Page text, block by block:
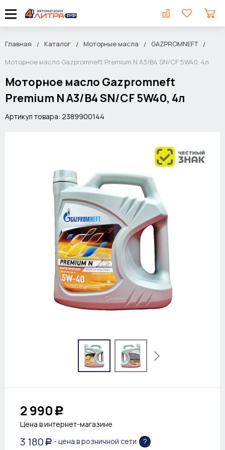
Главная Каталог Моторные масла
GAZPROMNEFT
Моторное масло Gazpromneft Premium N A3/B4 SN/CF 5W40, 4л
Моторное масло Gazpromneft
Premium N A3/B4 SN/CF 5W40, 4л
Артикул товара: 2389900144
2 990 Р
Цена в интернет-магазине
3 180 Р - цена в розничной сети ?